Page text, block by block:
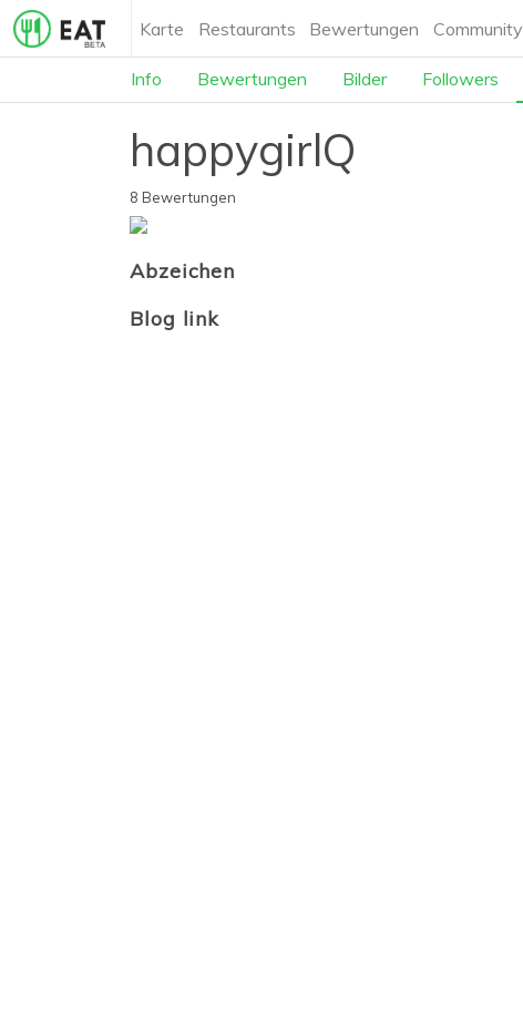
Karte Restaurants Bewertungen Community
Info Bewertungen Bilder Followers
happygirlQ
8 Bewertungen
Abzeichen
Blog link